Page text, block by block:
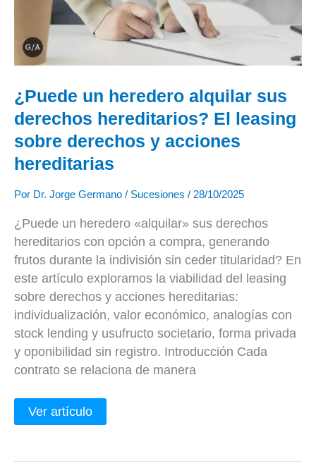
¿Puede un heredero alquilar sus
derechos hereditarios? El leasing
sobre derechos y acciones
hereditarias
Por Dr. Jorge Germano / Sucesiones / 28/10/2025
¿Puede un heredero «alquilar» sus derechos
hereditarios con opción a compra, generando
frutos durante la indivisión sin ceder titularidad? En
este artículo exploramos la viabilidad del leasing
sobre derechos y acciones hereditarias:
individualización, valor económico, analogías con
stock lending y usufructo societario, forma privada
y oponibilidad sin registro. Introducción Cada
contrato se relaciona de manera
leasing
sobre
derechos
y
acciones
Ver artículo